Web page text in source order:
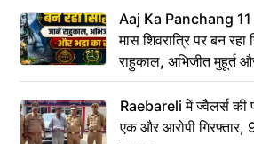
Aaj Ka Panchang
मास शिवरात्रि पर बन रहा
राहुकाल, अभिजीत मुहूर्त
Raebareli में ज्वैलर्स की
एक और आरोपी गिरफ्तार,